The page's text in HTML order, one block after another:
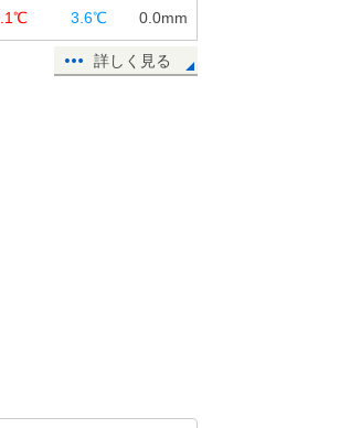
ひょうに注意 北陸は
戒
3.6℃ 0.0mm
詳しく見る